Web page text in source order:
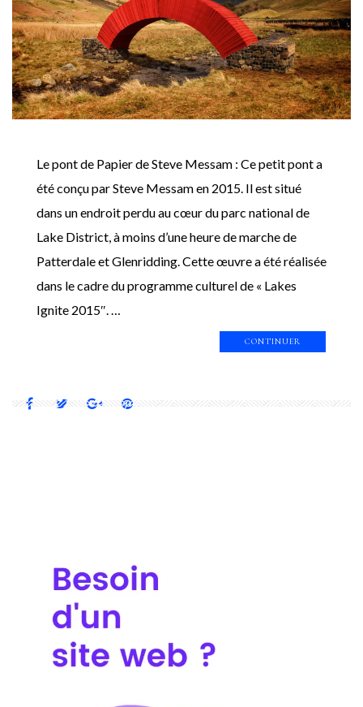
Le pont de Papier de Steve Messam : Ce petit pont a
été conçu par Steve Messam en 2015. Il est situé
dans un endroit perdu au cœur du parc national de
Lake District, à moins d’une heure de marche de
Patterdale et Glenridding. Cette œuvre a été réalisée
dans le cadre du programme culturel de « Lakes
Ignite 2015″. …
CONTINUER